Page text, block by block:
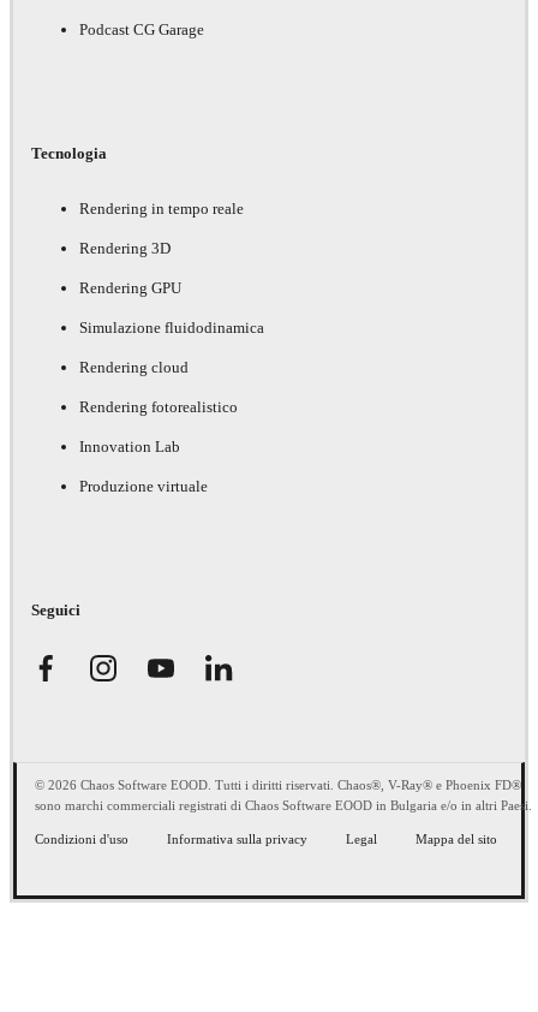
Podcast CG Garage
Tecnologia
Rendering in tempo reale
Rendering 3D
Rendering GPU
Simulazione fluidodinamica
Rendering cloud
Rendering fotorealistico
Innovation Lab
Produzione virtuale
Seguici
© 2026 Chaos Software EOOD. Tutti i diritti riservati. Chaos®, V-Ray® e Phoenix FD®
sono marchi commerciali registrati di Chaos Software EOOD in Bulgaria e/o in altri Paesi.
Condizioni d'uso Informativa sulla privacy Legal Mappa del sito